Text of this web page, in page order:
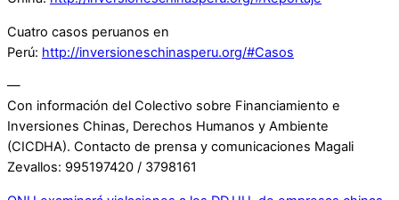
Cuatro casos peruanos en
Perú: http://inversioneschinasperu.org/#Casos
—
Con información del Colectivo sobre Financiamiento e
Inversiones Chinas, Derechos Humanos y Ambiente
(CICDHA). Contacto de prensa y comunicaciones Magali
Zevallos: 995197420 / 3798161